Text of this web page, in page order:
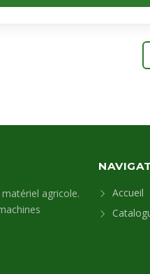
agricole.
Accueil